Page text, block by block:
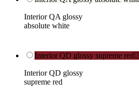
Interior QA glossy
absolute white
Interior QD glossy supreme red
Interior QD glossy
supreme red